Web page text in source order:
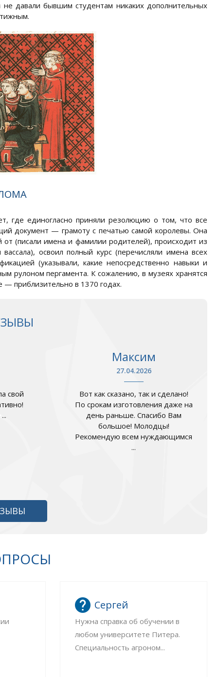
давали бывшим студентам никаких дополнительных
где единогласно приняли резолюцию о том, что все
документ — грамоту с печатью самой королевы. Она
(писали имена и фамилии родителей), происходит из
освоил полный курс (перечисляли имена всех
(указывали, какие непосредственно навыки и
рулоном пергамента. К сожалению, в музеях хранятся
приблизительно в 1370 годах.
свой
Максим
27.04.2026
Вот как сказано, так и сделано!
По срокам изготовления даже на
день раньше. Спасибо Вам
большое! Молодцы!
Рекомендую всем нуждающимся
...
Сергей
Нужна справка об обучении в
любом университете Питера.
Специальность агроном...